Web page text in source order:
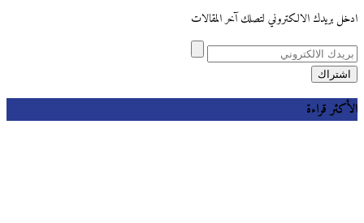
ادخل بريدك الالكتروني لتصلك آخر المقالات
الأكثر قراءة